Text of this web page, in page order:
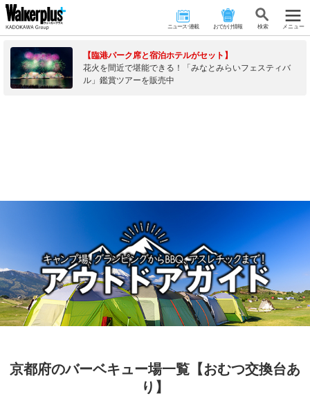
ニュース･連載 おでかけ情報 検 索 メニュー
【臨港パーク席と宿泊ホテルがセット】
花火を間近で堪能できる！「みなとみらいフェスティバ
ル」鑑賞ツアーを販売中
京都府のバーベキュー場一覧【おむつ交換台あ
り】